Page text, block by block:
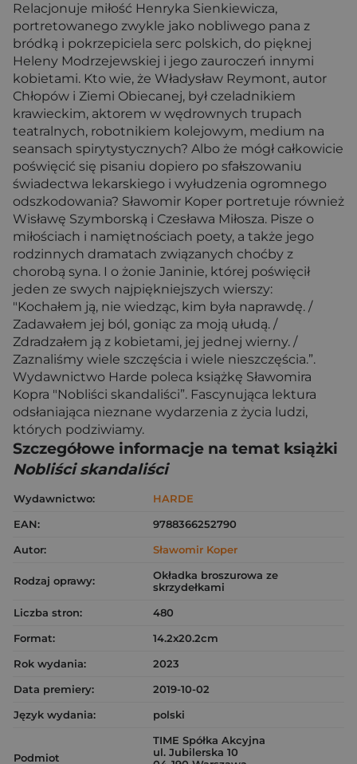
Relacjonuje miłość Henryka Sienkiewicza,
portretowanego zwykle jako nobliwego pana z
bródką i pokrzepiciela serc polskich, do pięknej
Heleny Modrzejewskiej i jego zauroczeń innymi
kobietami. Kto wie, że Władysław Reymont, autor
Chłopów i Ziemi Obiecanej, był czeladnikiem
krawieckim, aktorem w wędrownych trupach
teatralnych, robotnikiem kolejowym, medium na
seansach spirytystycznych? Albo że mógł całkowicie
poświęcić się pisaniu dopiero po sfałszowaniu
świadectwa lekarskiego i wyłudzenia ogromnego
odszkodowania? Sławomir Koper portretuje również
Wisławę Szymborską i Czesława Miłosza. Pisze o
miłościach i namiętnościach poety, a także jego
rodzinnych dramatach związanych choćby z
chorobą syna. I o żonie Janinie, której poświęcił
jeden ze swych najpiękniejszych wierszy:
"Kochałem ją, nie wiedząc, kim była naprawdę. /
Zadawałem jej ból, goniąc za moją ułudą. /
Zdradzałem ją z kobietami, jej jednej wierny. /
Zaznaliśmy wiele szczęścia i wiele nieszczęścia.”.
Wydawnictwo Harde poleca książkę Sławomira
Kopra "Nobliści skandaliści”. Fascynująca lektura
odsłaniająca nieznane wydarzenia z życia ludzi,
których podziwiamy.
Szczegółowe informacje na temat książki
Nobliści skandaliści
Wydawnictwo:
HARDE
EAN:
9788366252790
Autor:
Sławomir Koper
Rodzaj oprawy:
Okładka broszurowa ze
skrzydełkami
Liczba stron:
480
Format:
14.2x20.2cm
Rok wydania:
2023
Data premiery:
2019-10-02
Język wydania:
polski
Podmiot
TIME Spółka Akcyjna
ul. Jubilerska 10